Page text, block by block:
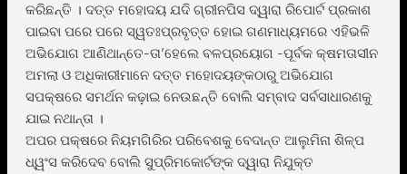
କରିଛନ୍ତି । ଦତ୍ତ ମହୋଦୟ ଯଦି ଗ୍ରୀନପିସ ଦ୍ୱାରା ରିପୋର୍ଟ ପ୍ରକାଶ
ପାଇବା ପରେ ପରେ ସ୍ୱତଃପ୍ରବୃତ୍ତ ହୋଇ ଗଣମାଧ୍ୟମରେ ଏହିଭଳି
ଅଭିଯୋଗ ଆଣିଥାନ୍ତେ-ତା’ହେଲେ ବଳପ୍ରୟୋଗ -ପୂର୍ବକ କ୍ଷମତାସୀନ
ଅମଲା ଓ ଅଧିକାରୀମାନେ ଦତ୍ତ ମହୋଦୟଙ୍କଠାରୁ ଅଭିଯୋଗ
ସପକ୍ଷରେ ସମର୍ଥନ କଢ଼ାଇ ନେଉଛନ୍ତି ବୋଲି ସମ୍ବାଦ ସର୍ବସାଧାରଣକୁ
ଯାଇ ନଥାନ୍ତା ।
ଅପର ପକ୍ଷରେ ନିୟମଗିରିର ପରିବେଶକୁ ବେଦାନ୍ତ ଆଲୁମିନା ଶିଳ୍ପ
ଧ୍ୱଂସ କରିଦେବ ବୋଲି ସୁପ୍ରିମକୋର୍ଟଙ୍କ ଦ୍ୱାରା ନିଯୁକ୍ତ